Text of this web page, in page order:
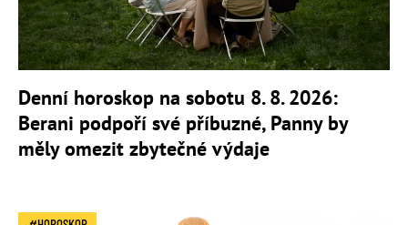
Denní horoskop na sobotu 8. 8. 2026:
Berani podpoří své příbuzné, Panny by
měly omezit zbytečné výdaje